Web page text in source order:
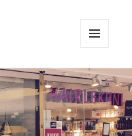
WIDGETS